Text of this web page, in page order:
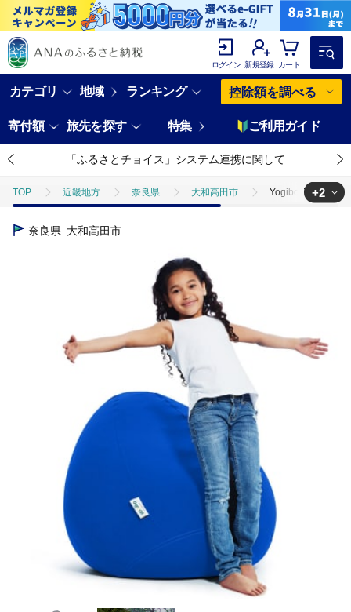
ログイン 新規登録 カート
カテゴリ 地域 ランキング 控除額を調べる
寄付額 旅先を探す 特集 ご利用ガイド
「ふるさとチョイス」システム連携に関して
TOP 近畿地方 奈良県 大和高田市 Yogibo Zoola
TOP
+2
奈良県 大和高田市